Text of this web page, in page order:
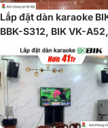
Kết nối thiết bị dễ
Lắp đặt dàn karaoke
BBK-S312, BIK VK-